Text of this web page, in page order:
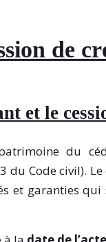
de
et le
du
du Code civil).
et garanties